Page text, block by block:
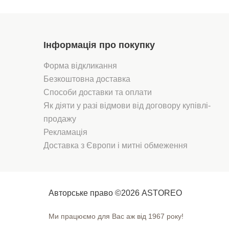
Інформація про покупку
Форма відкликання
Безкоштовна доставка
Способи доставки та оплати
Як діяти у разі відмови від договору купівлі-
продажу
Рекламація
Доставка з Європи і митні обмеження
Авторське право ©2026 ASTOREO
Ми працюємо для Вас аж від 1967 року!